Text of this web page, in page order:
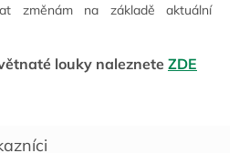
změnám na základě aktuální
louky naleznete ZDE